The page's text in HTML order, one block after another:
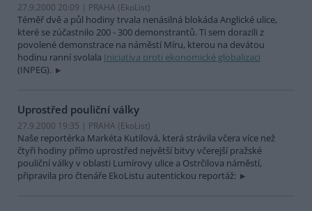
27.9.2000 20:09 | PRAHA (EkoList)
Téměř dvě a půl hodiny trvala nenásilná blokáda Anglické ulice,
které se zúčastnilo 200 - 300 demonstrantů. Ti sem dorazili z
povolené demonstrace na náměstí Míru, kterou na devátou
hodinu ranní svolala Iniciativa proti ekonomické globalizaci
(INPEG).
Uprostřed pouliční války
27.9.2000 19:35 | PRAHA (EkoList)
Naše reportérka Markéta Kutilová, která strávila včera více než
čtyři hodiny přímo uprostřed největší bitvy včerejší pražské
pouliční války v oblasti Lumírovy ulice a Ostrčilova náměstí,
připravila pro čtenáře EkoListu autentickou reportáž: